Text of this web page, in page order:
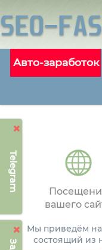
Telegram
Авто-заработок
вашего
Мы приведём на
состоящий из